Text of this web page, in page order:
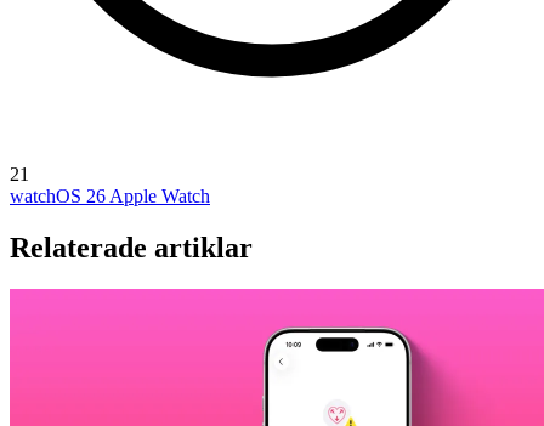
21
watchOS 26 Apple Watch
Relaterade artiklar